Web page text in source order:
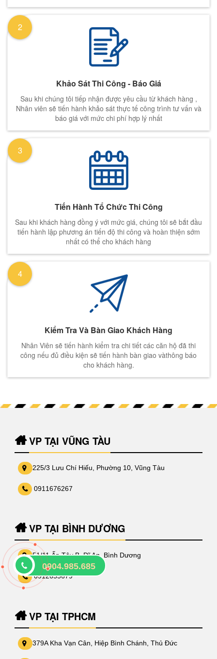
Khảo Sát Thi Công - Báo Giá
Sau khi chúng tôi tiếp nhận được yêu cầu từ khách hàng ,
Nhân viên sẽ tiến hành khảo sát thực tế công trình tư vấn và
báo giá với mức chi phí hợp lý nhất
2
Tiến Hành Tổ Chức Thi Công
Sau khi khách hàng đồng ý với mức giá, chúng tôi sẽ bắt đầu
tiến hành lập phương án tiến độ thi công và hoàn thiện sớm
nhất có thể cho khách hàng
3
Kiểm Tra Và Bàn Giao Khách Hàng
Nhân Viên sẽ tiến hành kiểm tra chi tiết các căn hộ đã thi
công nếu đủ điều kiện sẽ tiến hành bàn giao vàthông báo
cho khách hàng.
4
VP TẠI VŨNG TÀU
225/3 Lưu Chí Hiếu, Phường 10, Vũng Tàu
0911676267
VP TẠI BÌNH DƯƠNG
51/11 Ấp Tây B, Dĩ An, Bình Dương
0912655679
VP TẠI TPHCM
379A Kha Vạn Cân, Hiệp Bình Chánh, Thủ Đức
0904.985.685